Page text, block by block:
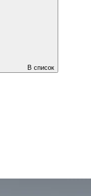
В список